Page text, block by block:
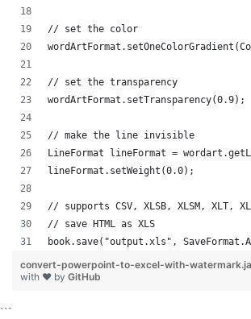
// set the color
// set the transparency
wordArtFormat.setTransparency(0.9);
// make the line invisible
LineFormat lineFormat =
lineFormat.setWeight(0.0);
// supports CSV, XLSB, XLSM, XLT,
// save HTML as XLS
book.save("output.xls",
convert-powerpoint-to-excel-with-
with ❤ by GitHub
```